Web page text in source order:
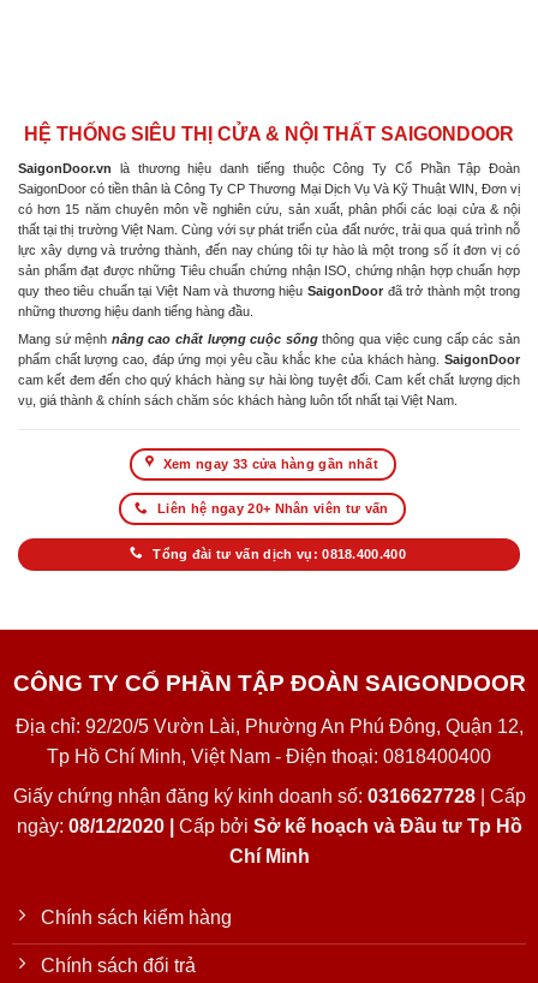
HỆ THỐNG SIÊU THỊ CỬA & NỘI THẤT SAIGONDOOR
SaigonDoor.vn là thương hiệu danh tiếng thuộc Công Ty Cổ Phần Tập Đoàn
SaigonDoor có tiền thân là Công Ty CP Thương Mại Dịch Vụ Và Kỹ Thuật WIN, Đơn vị
có hơn 15 năm chuyên môn về nghiên cứu, sản xuất, phân phối các loại cửa & nội
thất tại thị trường Việt Nam. Cùng với sự phát triển của đất nước, trải qua quá trình nỗ
lực xây dựng và trưởng thành, đến nay chúng tôi tự hào là một trong số ít đơn vị có
sản phẩm đạt được những Tiêu chuẩn chứng nhận ISO, chứng nhận hợp chuẩn hợp
quy theo tiêu chuẩn tại Việt Nam và thương hiệu SaigonDoor đã trở thành một trong
những thương hiệu danh tiếng hàng đầu.
Mang sứ mệnh nâng cao chất lượng cuộc sốngthông qua việc cung cấp các sản
phẩm chất lượng cao, đáp ứng mọi yêu cầu khắc khe của khách hàng. SaigonDoor
cam kết đem đến cho quý khách hàng sự hài lòng tuyệt đối. Cam kết chất lượng dịch
vụ, giá thành & chính sách chăm sóc khách hàng luôn tốt nhất tại Việt Nam.
Xem ngay 33 cửa hàng gần nhất
Liên hệ ngay 20+ Nhân viên tư vấn
Tổng đài tư vấn dịch vụ: 0818.400.400
CÔNG TY CỔ PHẦN TẬP ĐOÀN SAIGONDOOR
Địa chỉ: 92/20/5 Vườn Lài, Phường An Phú Đông, Quận 12,
Tp Hồ Chí Minh, Việt Nam - Điện thoại: 0818400400
Giấy chứng nhận đăng ký kinh doanh số: 0316627728| Cấp
ngày: 08/12/2020 | Cấp bởi Sở kế hoạch và Đầu tư Tp Hồ
Chí Minh
Chính sách kiểm hàng
Chính sách đổi trả